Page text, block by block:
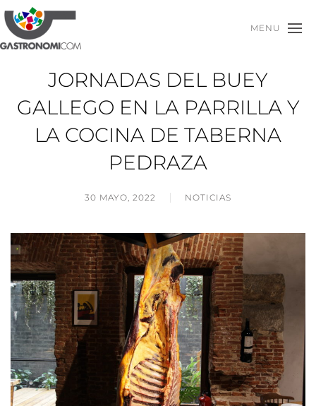
MENU
JORNADAS DEL BUEY
GALLEGO EN LA PARRILLA Y
LA COCINA DE TABERNA
PEDRAZA
30 MAYO, 2022 NOTICIAS